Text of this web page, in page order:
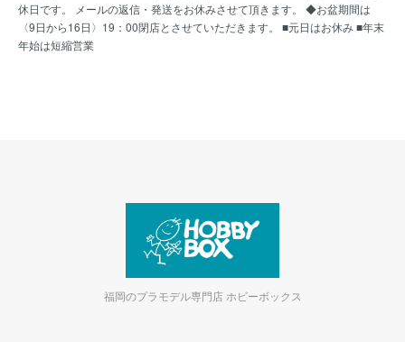
休日です。 メールの返信・発送をお休みさせて頂きます。 ◆お盆期間は
〈9日から16日〉19：00閉店とさせていただきます。 ■元日はお休み ■年末
年始は短縮営業
福岡のプラモデル専門店 ホビーボックス